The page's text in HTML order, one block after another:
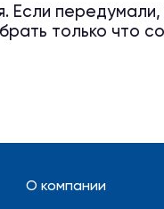
. Если
только что
О компании